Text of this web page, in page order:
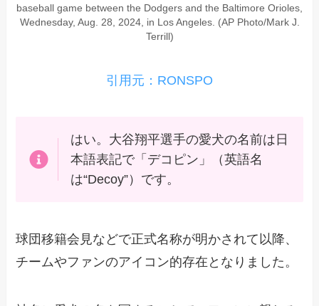
baseball game between the Dodgers and the Baltimore Orioles,
Wednesday, Aug. 28, 2024, in Los Angeles. (AP Photo/Mark J.
Terrill)
引用元：RONSPO
はい。大谷翔平選手の愛犬の名前は日
本語表記で「デコピン」（英語名
は“Decoy”）です。
球団移籍会見などで正式名称が明かされて以降、
チームやファンのアイコン的存在となりました。